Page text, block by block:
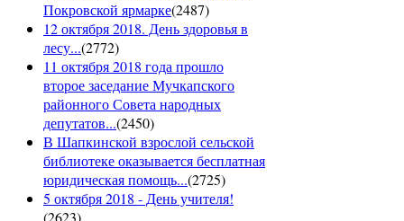
Покровской ярмарке(2487)
12 октября 2018. День здоровья в
лесу...(2772)
11 октября 2018 года прошло
второе заседание Мучкапского
районного Совета народных
депутатов...(2450)
В Шапкинской взрослой сельской
библиотеке оказывается бесплатная
юридическая помощь...(2725)
5 октября 2018 - День учителя!
(2623)